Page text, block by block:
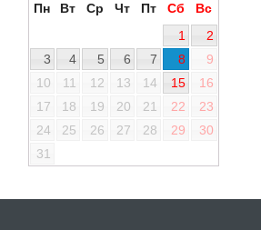
Пн Вт Ср Чт Пт Сб
Вс
1
2
3
4 5 6 7 8
9
10
11 12 13 14 15
16
17
18 19 20 21 22
23
24
25 26 27 28 29
30
31